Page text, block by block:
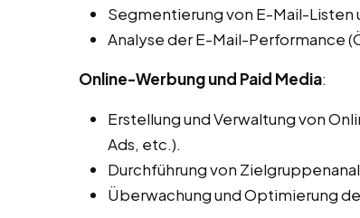
Segmentierung von E-Mail-Listen
Analyse der E-Mail-Performance
Online-Werbung und Paid Media:
Erstellung und Verwaltung von
Ads, etc.).
Durchführung von
Überwachung und Optimierung